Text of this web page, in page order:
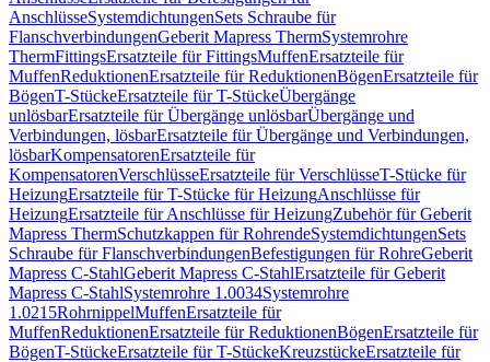
AnschlüsseSystemdichtungenSets Schraube für
FlanschverbindungenGeberit Mapress ThermSystemrohre
ThermFittingsErsatzteile für FittingsMuffenErsatzteile für
MuffenReduktionenErsatzteile für ReduktionenBögenErsatzteile für
BögenT-StückeErsatzteile für T-StückeÜbergänge
unlösbarErsatzteile für Übergänge unlösbarÜbergänge und
Verbindungen, lösbarErsatzteile für Übergänge und Verbindungen,
lösbarKompensatorenErsatzteile für
KompensatorenVerschlüsseErsatzteile für VerschlüsseT-Stücke für
HeizungErsatzteile für T-Stücke für HeizungAnschlüsse für
HeizungErsatzteile für Anschlüsse für HeizungZubehör für Geberit
Mapress ThermSchutzkappen für RohrendeSystemdichtungenSets
Schraube für FlanschverbindungenBefestigungen für RohreGeberit
Mapress C-StahlGeberit Mapress C-StahlErsatzteile für Geberit
Mapress C-StahlSystemrohre 1.0034Systemrohre
1.0215RohrnippelMuffenErsatzteile für
MuffenReduktionenErsatzteile für ReduktionenBögenErsatzteile für
BögenT-StückeErsatzteile für T-StückeKreuzstückeErsatzteile für